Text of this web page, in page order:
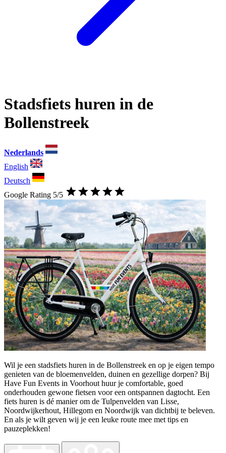
Stadsfiets huren in de
Bollenstreek
Nederlands
English
Deutsch
Google Rating 5/5
Wil je een stadsfiets huren in de Bollenstreek en op je eigen tempo
genieten van de bloemenvelden, duinen en gezellige dorpen? Bij
Have Fun Events in Voorhout huur je comfortable, goed
onderhouden gewone fietsen voor een ontspannen dagtocht. Een
fiets huren is dé manier om de Tulpenvelden van Lisse,
Noordwijkerhout, Hillegom en Noordwijk van dichtbij te beleven.
En als je wilt geven wij je een leuke route mee met tips en
pauzeplekken!